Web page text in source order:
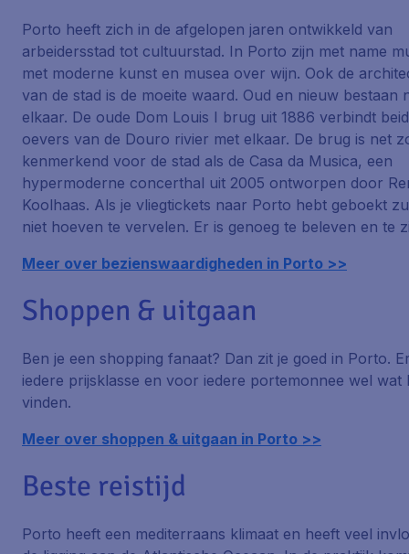
Porto heeft zich in de afgelopen jaren ontwikkeld van
arbeidersstad tot cultuurstad. In Porto zijn met name
met moderne kunst en musea over wijn. Ook de
van de stad is de moeite waard. Oud en nieuw bestaan
elkaar. De oude Dom Louis I brug uit 1886 verbindt
oevers van de Douro rivier met elkaar. De brug is net
kenmerkend voor de stad als de Casa da Musica, een
hypermoderne concerthal uit 2005 ontworpen door
Koolhaas. Als je vliegtickets naar Porto hebt geboekt
niet hoeven te vervelen. Er is genoeg te beleven en te
Meer over bezienswaardigheden in Porto >>
Shoppen & uitgaan
Ben je een shopping fanaat? Dan zit je goed in Porto.
iedere prijsklasse en voor iedere portemonnee wel wat
vinden.
Meer over shoppen & uitgaan in Porto >>
Beste reistijd
Porto heeft een mediterraans klimaat en heeft veel